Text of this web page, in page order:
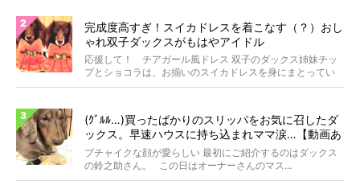
完成度高すぎ！スイカドレスを着こなす（？）おし
ゃれ双子ダックスがもはやアイドル
応援して！ チアガール風ドレス 双子のダックス姉妹チッ
プとショコラは、お揃いのスイカドレスを身にまとってい
ます...
(ｸﾞﾙﾙ…)買ったばかりのスリッパをお気に召したダ
ックス。早速ハウスに持ち込まれママ涙…【動画あ
り】
ブチャイクな顔が愛らしい 最初にご紹介するのはダックス
の鈴之助さん。 この日はオーナーさんのマス...